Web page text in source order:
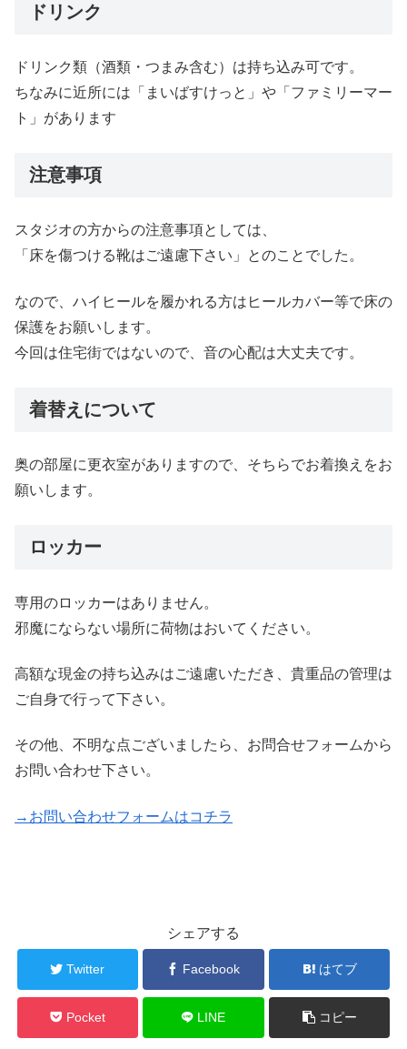
ドリンク
ドリンク類（酒類・つまみ含む）は持ち込み可です。
ちなみに近所には「まいばすけっと」や「ファミリーマー
ト」があります
注意事項
スタジオの方からの注意事項としては、
「床を傷つける靴はご遠慮下さい」とのことでした。
なので、ハイヒールを履かれる方はヒールカバー等で床の
保護をお願いします。
今回は住宅街ではないので、音の心配は大丈夫です。
着替えについて
奥の部屋に更衣室がありますので、そちらでお着換えをお
願いします。
ロッカー
専用のロッカーはありません。
邪魔にならない場所に荷物はおいてください。
高額な現金の持ち込みはご遠慮いただき、貴重品の管理は
ご自身で行って下さい。
その他、不明な点ございましたら、お問合せフォームから
お問い合わせ下さい。
→お問い合わせフォームはコチラ
シェアする
Twitter Facebook はてブ
Pocket LINE コピー